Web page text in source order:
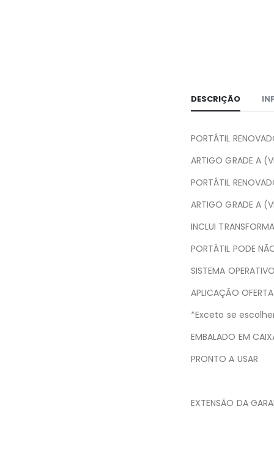
DESCRIÇÃO
PORTÁTIL
ARTIGO GRADE A
PORTÁTIL
ARTIGO GRADE A
INCLUI
PORTÁTIL PODE
SISTEMA
APLICAÇÃO
*Exceto se
EMBALADO EM
PRONTO A USAR
EXTENSÃO DA